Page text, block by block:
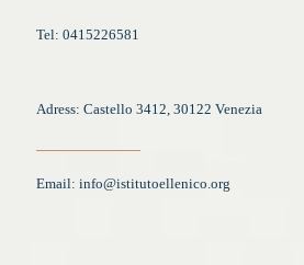
Tel: 0415226581
Adress: Castello 3412, 30122 Venezia
Email: info@istitutoellenico.org